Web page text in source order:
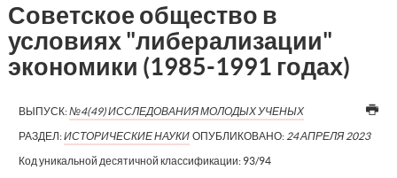
Советское общество в
условиях "либерализации"
экономики (1985-1991 годах)
ВЫПУСК:№4(49) ИССЛЕДОВАНИЯ МОЛОДЫХ УЧЕНЫХ
РАЗДЕЛ:ИСТОРИЧЕСКИЕ НАУКИ ОПУБЛИКОВАНО: 24 АПРЕЛЯ 2023
Код уникальной десятичной классификации: 93/94